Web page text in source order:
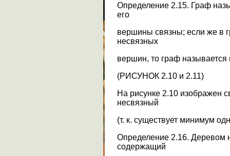
Определение 2.15. Граф
его
вершины связны; если же в
несвязных
вершин, то граф
(РИСУНОК 2.10 и 2.11)
На рисунке 2.10 изображен
несвязный
(т. к. существует минимум
Определение 2.16. Деревом
содержащий